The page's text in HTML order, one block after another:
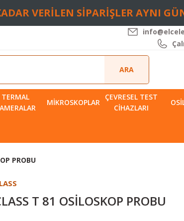
VERİLEN SİPARİŞLER AYNI
ARA
TERMAL
MIKROSKOPLAR
ÇEVRESEL TEST
CIHAZLARI
PROBU
T 81 OSİLOSKOP PROBU